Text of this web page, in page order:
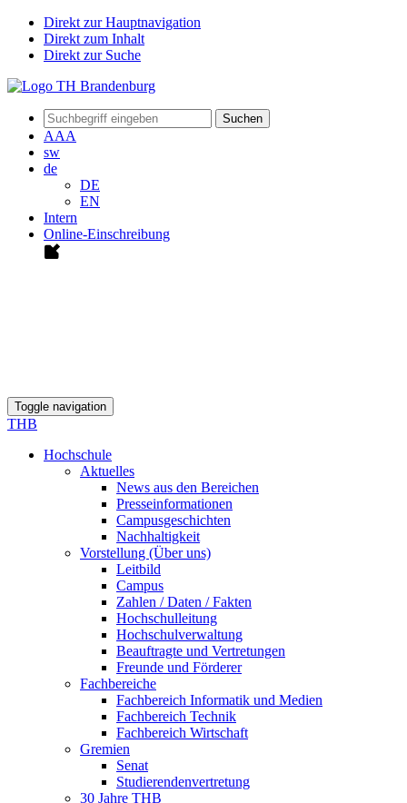
Direkt zur Hauptnavigation
Direkt zum Inhalt
Direkt zur Suche
Suchen
AAA
sw
de
DE
EN
Intern
Online-Einschreibung
Toggle navigation
THB
Hochschule
Aktuelles
News aus den Bereichen
Presseinformationen
Campusgeschichten
Nachhaltigkeit
Vorstellung (Über uns)
Leitbild
Campus
Zahlen / Daten / Fakten
Hochschulleitung
Hochschulverwaltung
Beauftragte und Vertretungen
Freunde und Förderer
Fachbereiche
Fachbereich Informatik und Medien
Fachbereich Technik
Fachbereich Wirtschaft
Gremien
Senat
Studierendenvertretung
30 Jahre THB